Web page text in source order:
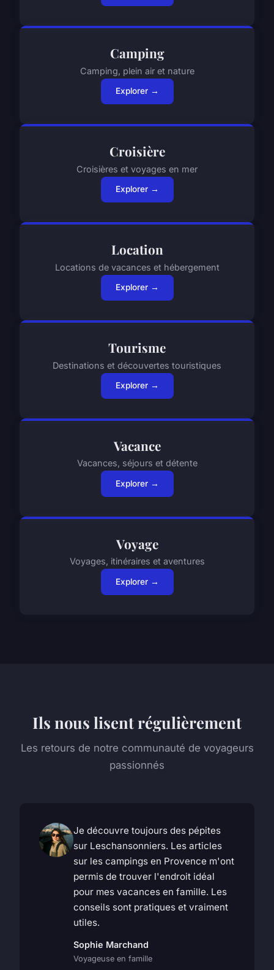
Camping
Camping, plein air et nature
Explorer →
Croisière
Croisières et voyages en mer
Explorer →
Location
Locations de vacances et hébergement
Explorer →
Tourisme
Destinations et découvertes touristiques
Explorer →
Vacance
Vacances, séjours et détente
Explorer →
Voyage
Voyages, itinéraires et aventures
Explorer →
Ils nous lisent régulièrement
Les retours de notre communauté de voyageurs
passionnés
Je découvre toujours des pépites
sur Leschansonniers. Les articles
sur les campings en Provence m'ont
permis de trouver l'endroit idéal
pour mes vacances en famille. Les
conseils sont pratiques et vraiment
utiles.
Sophie Marchand
Voyageuse en famille